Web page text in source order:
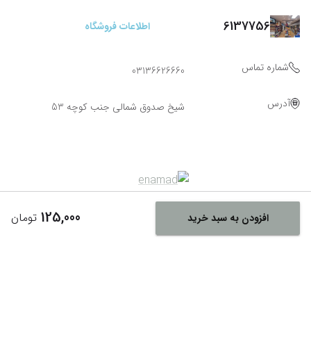
افزودن به سبد خرید 125,000 تومان
6137756 اطلاعات فروشگاه
شماره تماس 03136626660
آدرس شیخ صدوق شمالی جنب کوچه 53